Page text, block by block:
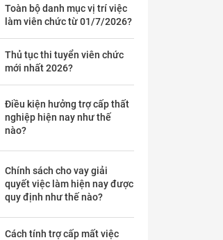
Toàn bộ danh mục vị trí việc
làm viên chức từ 01/7/2026?
Thủ tục thi tuyển viên chức
mới nhất 2026?
Điều kiện hưởng trợ cấp thất
nghiệp hiện nay như thế
nào?
Chính sách cho vay giải
quyết việc làm hiện nay được
quy định như thế nào?
Cách tính trợ cấp mất việc